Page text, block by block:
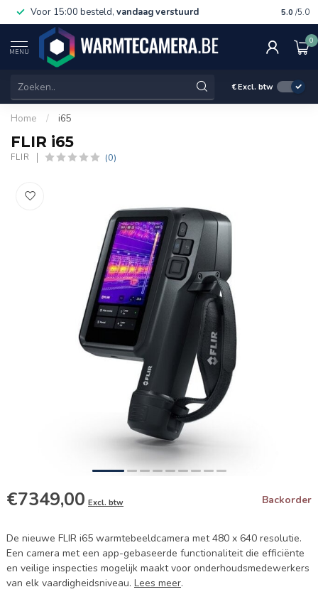
Voor 15:00 besteld, vandaag verstuurd Gratis
5.0 /5.0
MENU
0
€Excl. btw
Home / i65
FLIR i65
FLIR (0)
€7349,00 Excl. btw Backorder
De nieuwe FLIR i65 warmtebeeldcamera met 480 x 640 resolutie.
Een camera met een app-gebaseerde functionaliteit die efficiënte
en veilige inspecties mogelijk maakt voor onderhoudsmedewerkers
van elk vaardigheidsniveau. Lees meer.